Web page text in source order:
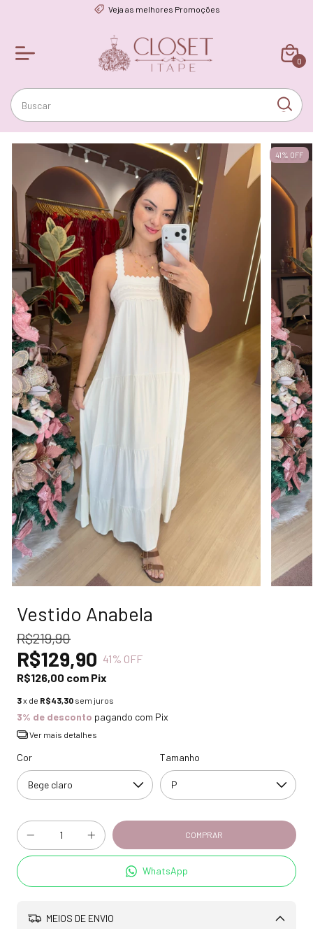
Veja as melhores Promoções
0
41% OFF
Vestido Anabela
R$219,90
R$129,90 41% OFF
R$126,00 com Pix
3x de R$43,30 sem juros
3% de desconto pagando com Pix
Ver mais detalhes
Cor Tamanho
WhatsApp
MEIOS DE ENVIO